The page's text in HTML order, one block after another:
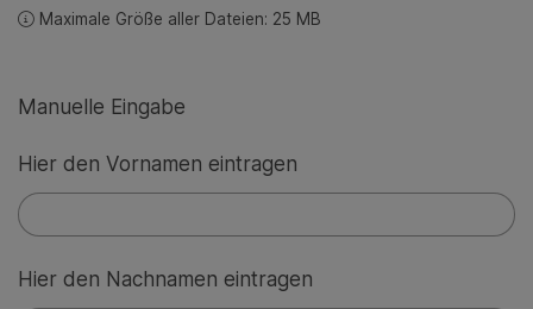
Maximale Größe aller Dateien: 25 MB
Manuelle Eingabe
Hier den Vornamen eintragen
Hier den Nachnamen eintragen